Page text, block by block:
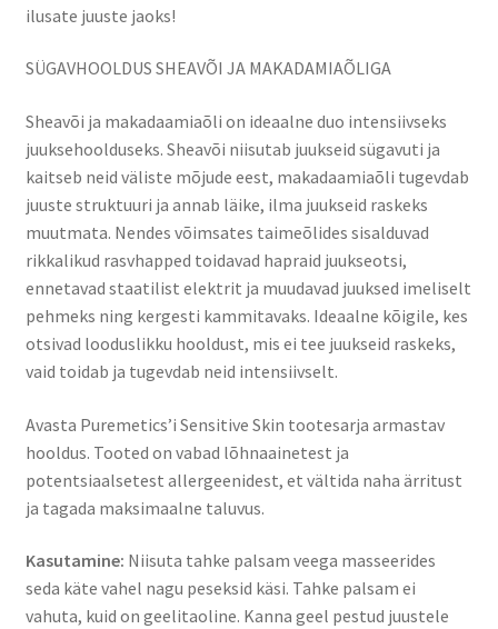
ilusate juuste jaoks!
SÜGAVHOOLDUS SHEAVÕI JA MAKADAMIAÕLIGA
Sheavõi ja makadaamiaõli on ideaalne duo intensiivseks
juuksehoolduseks. Sheavõi niisutab juukseid sügavuti ja
kaitseb neid väliste mõjude eest, makadaamiaõli tugevdab
juuste struktuuri ja annab läike, ilma juukseid raskeks
muutmata. Nendes võimsates taimeõlides sisalduvad
rikkalikud rasvhapped toidavad hapraid juukseotsi,
ennetavad staatilist elektrit ja muudavad juuksed imeliselt
pehmeks ning kergesti kammitavaks. Ideaalne kõigile, kes
otsivad looduslikku hooldust, mis ei tee juukseid raskeks,
vaid toidab ja tugevdab neid intensiivselt.
Avasta Puremetics’i Sensitive Skin tootesarja armastav
hooldus. Tooted on vabad lõhnaainetest ja
potentsiaalsetest allergeenidest, et vältida naha ärritust
ja tagada maksimaalne taluvus.
Kasutamine: Niisuta tahke palsam veega masseerides
seda käte vahel nagu peseksid käsi. Tahke palsam ei
vahuta, kuid on geelitaoline. Kanna geel pestud juustele